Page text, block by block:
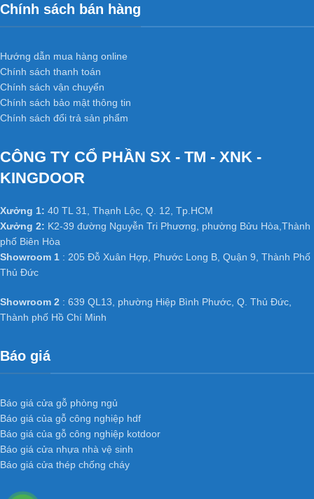
Chính sách bán hàng
Hướng dẫn mua hàng online
Chính sách thanh toán
Chính sách vận chuyển
Chính sách bảo mật thông tin
Chính sách đổi trả sản phẩm
CÔNG TY CỔ PHẦN SX - TM - XNK -
KINGDOOR
Xưởng 1: 40 TL 31, Thạnh Lộc, Q. 12, Tp.HCM
Xưởng 2: K2-39 đường Nguyễn Tri Phương, phường Bửu Hòa,Thành
phố Biên Hòa
Showroom 1 : 205 Đỗ Xuân Hợp, Phước Long B, Quận 9, Thành Phố
Thủ Đức
Showroom 2 : 639 QL13, phường Hiệp Bình Phước, Q. Thủ Đức,
Thành phố Hồ Chí Minh
Báo giá
Báo giá cửa gỗ phòng ngủ
Báo giá của gỗ công nghiệp hdf
Báo giá của gỗ công nghiệp kotdoor
Báo giá cửa nhựa nhà vệ sinh
Báo giá cửa thép chống cháy